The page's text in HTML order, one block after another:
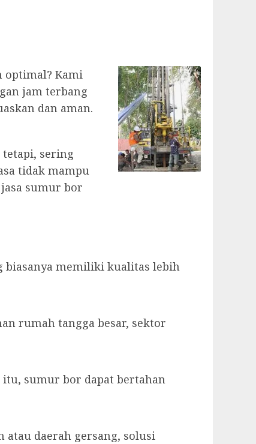
optimal? Kami
jam terbang
dan aman.
sering
tidak mampu
sumur bor
biasanya memiliki kualitas lebih
rumah tangga besar, sektor
sumur bor dapat bertahan
atau daerah gersang, solusi